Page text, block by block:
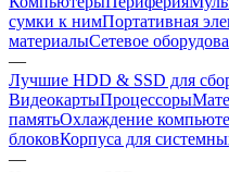
сумки к нимПортативная
материалыСетевое
—
Лучшие HDD & SSD для
ВидеокартыПроцессоры
памятьОхлаждение
блоковКорпуса для
—